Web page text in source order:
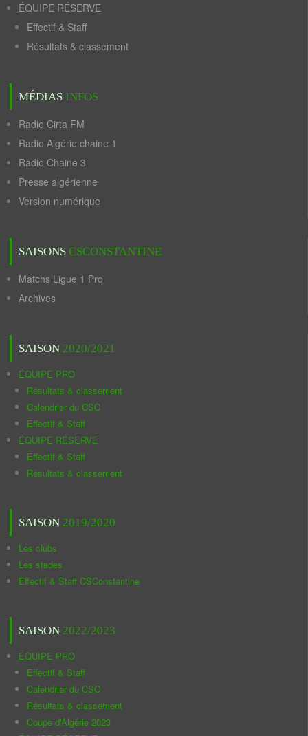
ÉQUIPE RÉSERVE
Effectif & Staff
Résultats & classement
MÉDIAS INFOS
Radio Cirta FM
Radio Algérie chaine 1
Radio Chaine 3
Presse algérienne
Version numérique
SAISONS CSCONSTANTINE
Matchs Ligue 1 Pro
Archives
SAISON 2020/2021
ÉQUIPE PRO
Résultats & classement
Calendrier du CSC
Effectif & Staff
ÉQUIPE RÉSERVE
Effectif & Staff
Résultats & classement
SAISON 2019/2020
Les clubs
Les stades
Effectif & Staff CSConstantine
SAISON 2022/2023
ÉQUIPE PRO
Effectif & Staff
Calendrier du CSC
Résultats & classement
Coupe d'Algérie 2023